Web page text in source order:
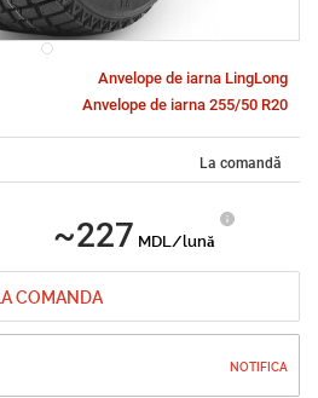
Anvelope de iarna LingLong
Anvelope de iarna 255/50 R20
La comandă
~227 MDL/lună
LA COMANDA
NOTIFICA